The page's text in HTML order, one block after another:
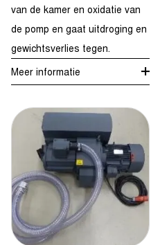
van de kamer en oxidatie van
de pomp en gaat uitdroging en
gewichtsverlies tegen.
Meer informatie